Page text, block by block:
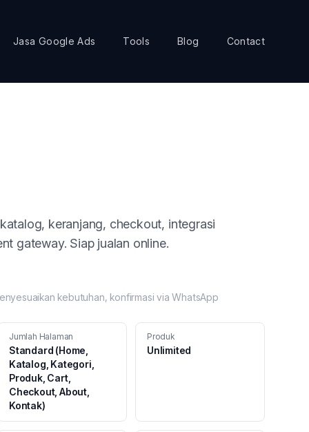
Jasa Google Ads Tools Blog Contact
keranjang, checkout, integrasi
gateway. Siap jualan online.
kebutuhan, konfirmasi via WhatsApp
Jumlah Halaman
Standard (Home,
Katalog, Kategori,
Produk, Cart,
Checkout, About,
Kontak)
Produk
Unlimited